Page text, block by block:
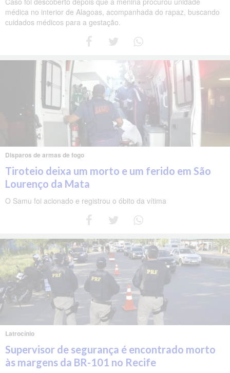
médica no interior de Alagoas, acompanhada do rapaz, buscando
cuidados médicos para a gestação.
Disparos de armas de fogo
Tiroteio deixa um morto e um ferido em São
Lourenço da Mata
O Samu foi acionado e registrou o óbito da vítima
Latrocínio
Supervisor de segurança é encontrado morto
às margens da BR-101 no Recife